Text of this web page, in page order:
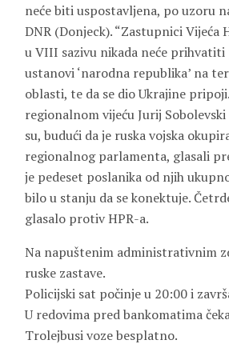
neće biti uspostavljena, po uzoru
DNR (Donjeck). “Zastupnici Vijeća
u VIII sazivu nikada neće prihvatiti
ustanovi ‘narodna republika’ na
oblasti, te da se dio Ukrajine
regionalnom vijeću Jurij
su, budući da je ruska vojska
regionalnog parlamenta, glasali
je pedeset poslanika od njih
bilo u stanju da se konektuje.
glasalo protiv HPR-a.
Na napuštenim administrativnim
ruske zastave.
Policijski sat počinje u 20:00 i
U redovima pred bankomatima
Trolejbusi voze besplatno.